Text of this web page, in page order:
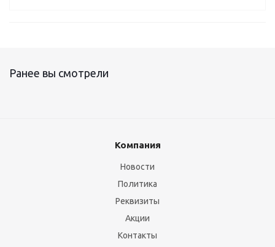
Ранее вы смотрели
Компания
Новости
Политика
Реквизиты
Акции
Контакты